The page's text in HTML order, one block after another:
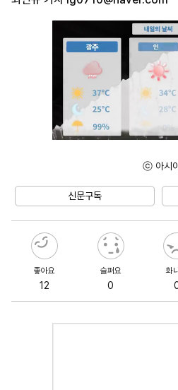
ⓒ 아시
신문구독
좋아요
12
슬퍼요
0
화